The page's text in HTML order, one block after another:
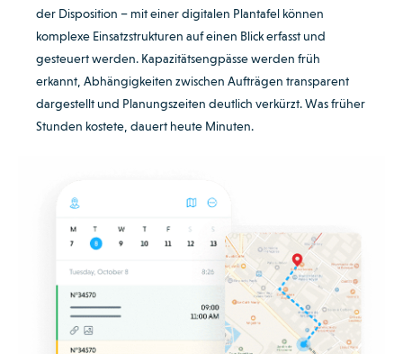
der Disposition – mit einer digitalen Plantafel können
komplexe Einsatzstrukturen auf einen Blick erfasst und
gesteuert werden. Kapazitätsengpässe werden früh
erkannt, Abhängigkeiten zwischen Aufträgen transparent
dargestellt und Planungszeiten deutlich verkürzt. Was früher
Stunden kostete, dauert heute Minuten.